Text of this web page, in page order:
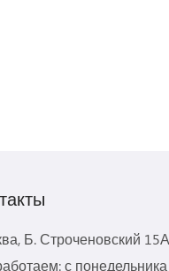
Б. Строченовский 15А
с